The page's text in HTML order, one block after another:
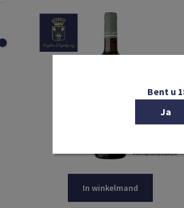
In winkelmand
Bent u
Ja